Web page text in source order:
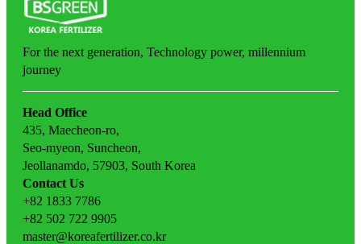
For the next generation, Technology power, millennium
journey
Head Office
435, Maecheon-ro,
Seo-myeon, Suncheon,
Jeollanamdo, 57903, South Korea
Contact Us
+82 1833 7786
+82 502 722 9905
master@koreafertilizer.co.kr